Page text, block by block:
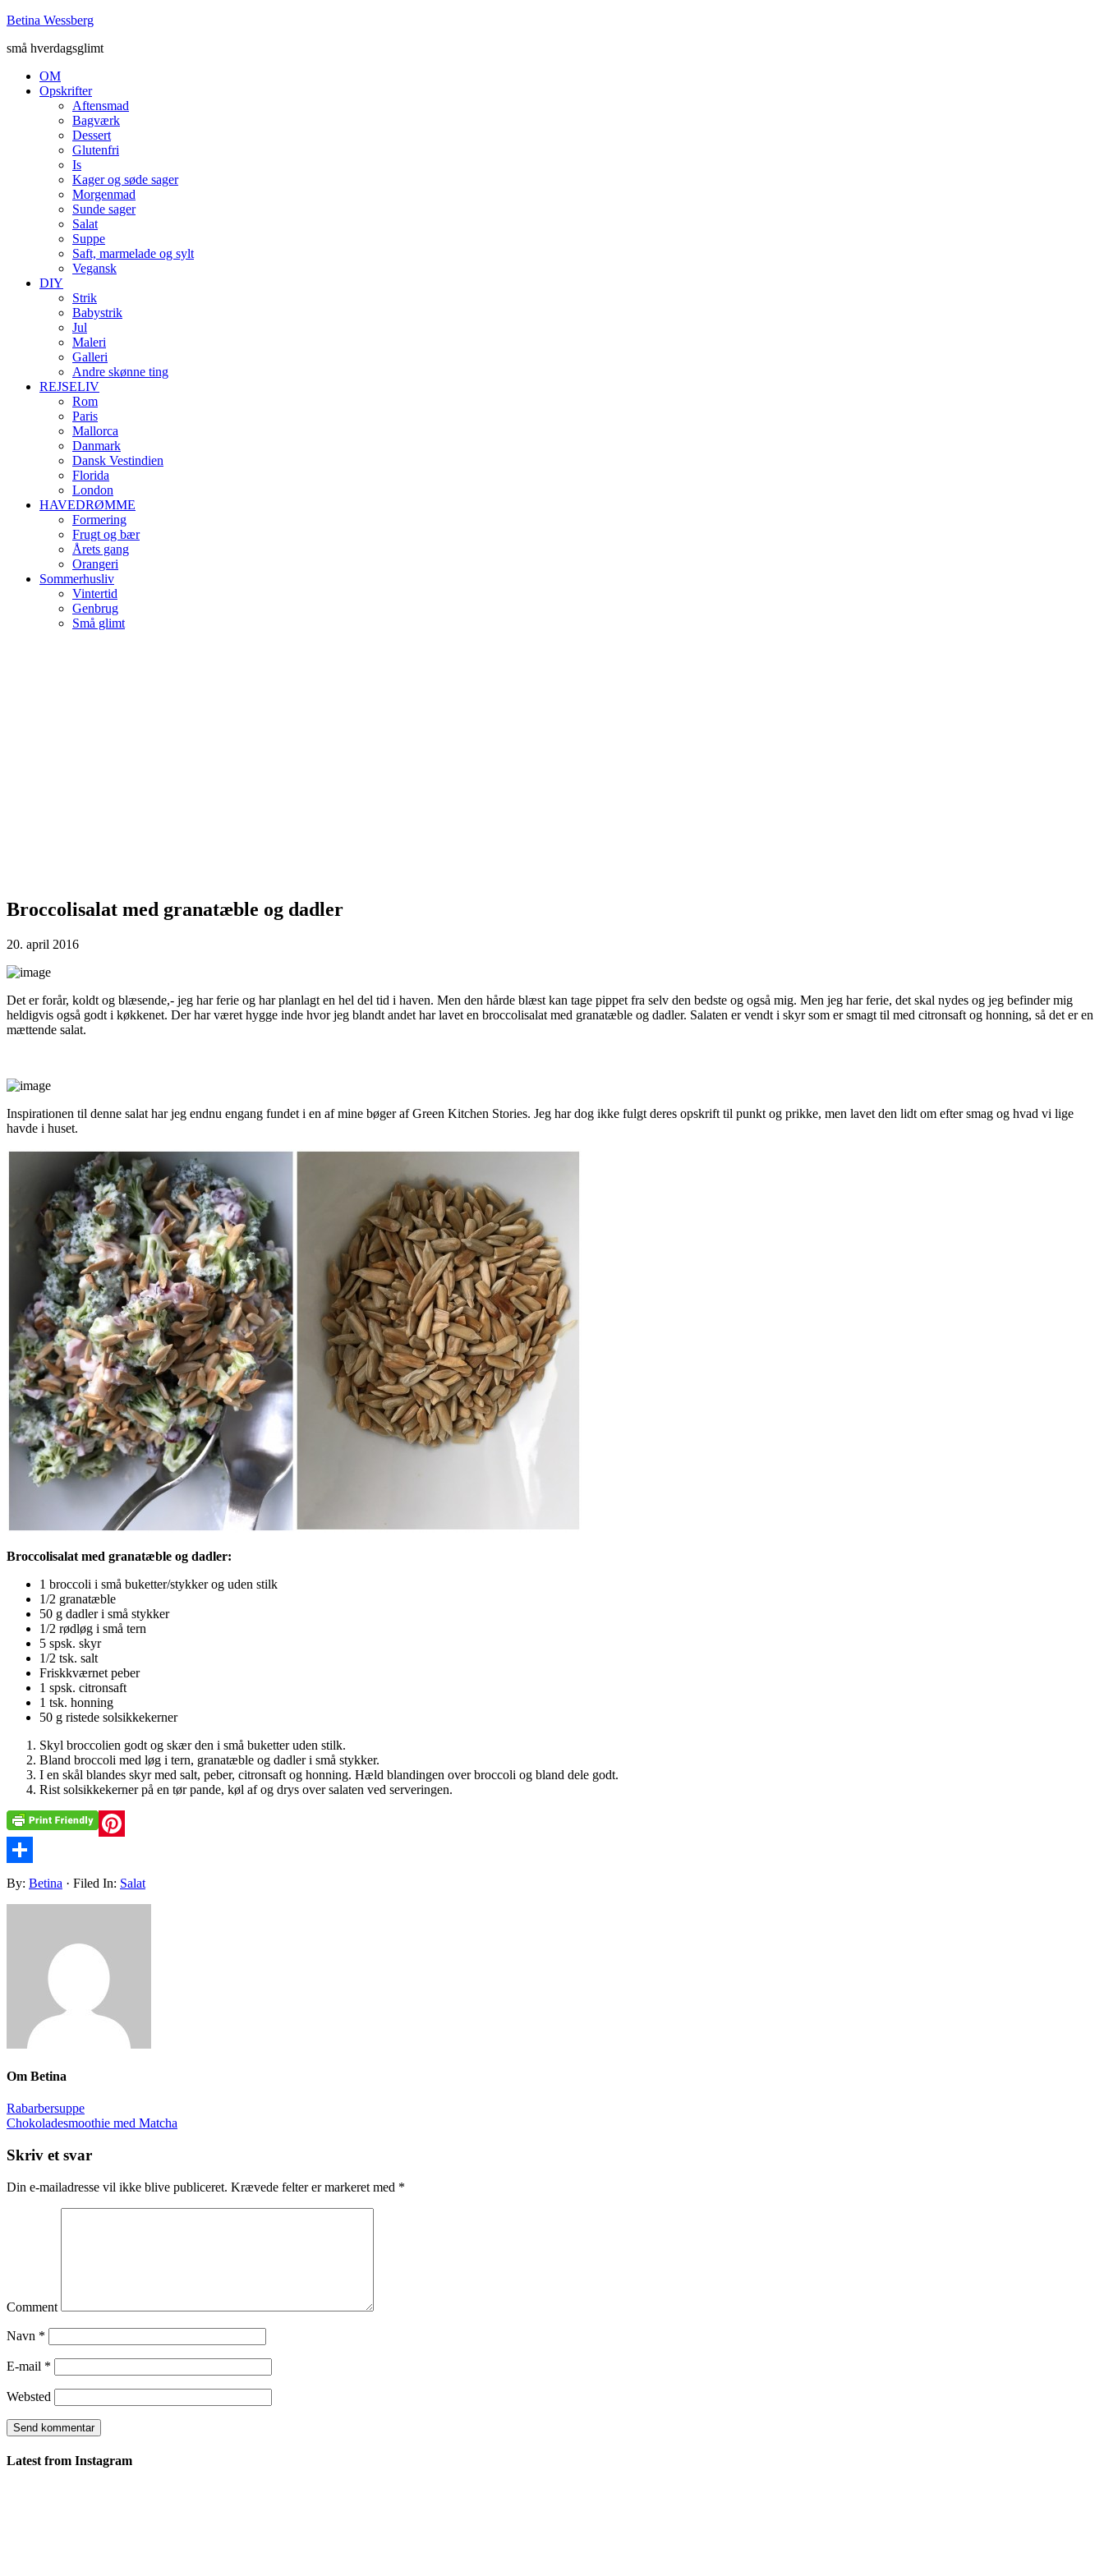
Betina Wessberg
små hverdagsglimt
OM
Opskrifter
Aftensmad
Bagværk
Dessert
Glutenfri
Is
Kager og søde sager
Morgenmad
Sunde sager
Salat
Suppe
Saft, marmelade og sylt
Vegansk
DIY
Strik
Babystrik
Jul
Maleri
Galleri
Andre skønne ting
REJSELIV
Rom
Paris
Mallorca
Danmark
Dansk Vestindien
Florida
London
HAVEDRØMME
Formering
Frugt og bær
Årets gang
Orangeri
Sommerhusliv
Vintertid
Genbrug
Små glimt
Broccolisalat med granatæble og dadler
20. april 2016
Det er forår, koldt og blæsende,- jeg har ferie og har planlagt en hel del tid i haven. Men den hårde blæst kan tage pippet fra selv den bedste og også mig. Men jeg har ferie, det skal nydes og jeg befinder mig
heldigvis også godt i køkkenet. Der har været hygge inde hvor jeg blandt andet har lavet en broccolisalat med granatæble og dadler. Salaten er vendt i skyr som er smagt til med citronsaft og honning, så det er en
mættende salat.
Inspirationen til denne salat har jeg endnu engang fundet i en af mine bøger af Green Kitchen Stories. Jeg har dog ikke fulgt deres opskrift til punkt og prikke, men lavet den lidt om efter smag og hvad vi lige
havde i huset.
Broccolisalat med granatæble og dadler:
1 broccoli i små buketter/stykker og uden stilk
1/2 granatæble
50 g dadler i små stykker
1/2 rødløg i små tern
5 spsk. skyr
1/2 tsk. salt
Friskkværnet peber
1 spsk. citronsaft
1 tsk. honning
50 g ristede solsikkekerner
Skyl broccolien godt og skær den i små buketter uden stilk.
Bland broccoli med løg i tern, granatæble og dadler i små stykker.
I en skål blandes skyr med salt, peber, citronsaft og honning. Hæld blandingen over broccoli og bland dele godt.
Rist solsikkekerner på en tør pande, køl af og drys over salaten ved serveringen.
Pinterest
Share
By: Betina · Filed In: Salat
Om Betina
Rabarbersuppe
Chokoladesmoothie med Matcha
Skriv et svar
Din e-mailadresse vil ikke blive publiceret. Krævede felter er markeret med *
Comment
Navn *
E-mail *
Websted
Latest from Instagram